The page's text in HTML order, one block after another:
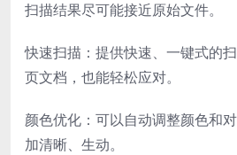
扫描结果尽可能接近原始文件。
快速扫描：提供快速、一键式的
页文档，也能轻松应对。
颜色优化：可以自动调整颜色和
加清晰、生动。